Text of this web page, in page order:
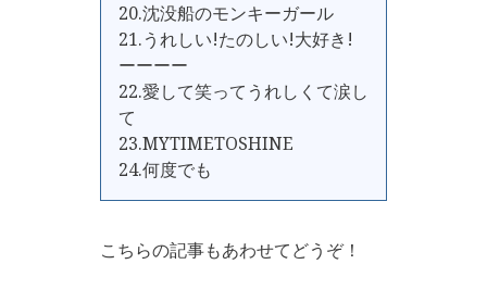
20.沈没船のモンキーガール
21.うれしい!たのしい!大好き!
ーーーー
22.愛して笑ってうれしくて涙し
て
23.MYTIMETOSHINE
24.何度でも
こちらの記事もあわせてどうぞ！